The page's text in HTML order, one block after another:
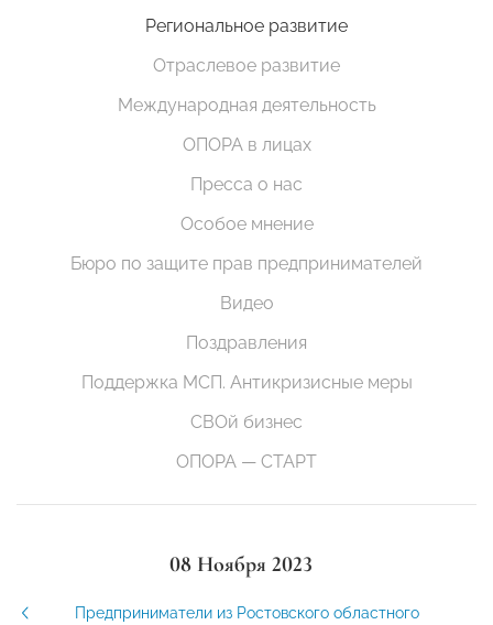
Региональное развитие
Отраслевое развитие
Международная деятельность
ОПОРА в лицах
Пресса о нас
Особое мнение
Бюро по защите прав предпринимателей
Видео
Поздравления
Поддержка МСП. Антикризисные меры
СВОй бизнес
ОПОРА — СТАРТ
08 Ноября 2023
Предприниматели из Ростовского областного